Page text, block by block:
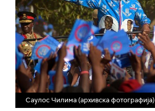
Саулос Чилима (архивска фотографија)